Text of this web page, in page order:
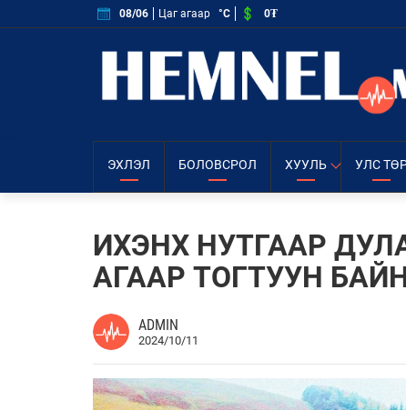
08/06 Цаг агаар °C 0₮
ЭХЛЭЛ БОЛОВСРОЛ ХУУЛЬ УЛС
ИХЭНХ НУТГААР
АГААР ТОГТУУН
ADMIN
2024/10/11